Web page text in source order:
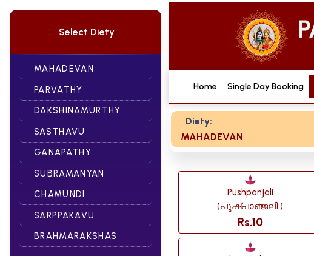
Select Diety
MAHADEVAN
PARVATHY
DAKSHINAMURTHY
SASTHAVU
GANAPATHY
SUBRAMANYAN
CHAMUNDI
SARPPAKAVU
BRAHMARAKSHAS
Home Single Day Booking
Diety:
MAHADEVAN
Pushpanjali
(പുഷ്പാഞ്ജലി )
Rs.10